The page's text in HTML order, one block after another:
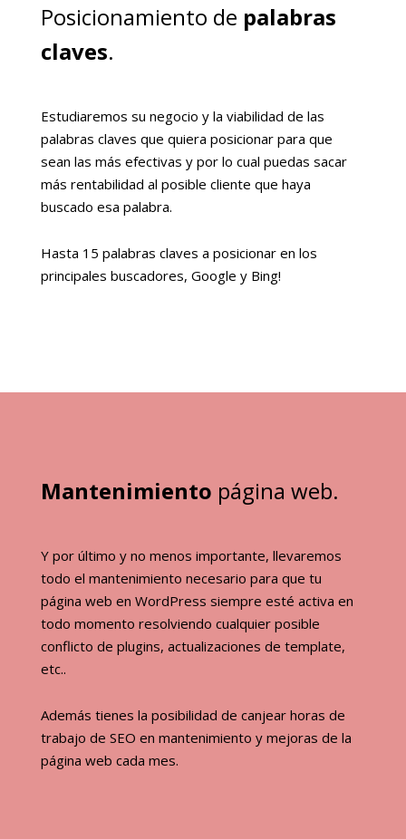
Posicionamiento de palabras
claves.
Estudiaremos su negocio y la viabilidad de las
palabras claves que quiera posicionar para que
sean las más efectivas y por lo cual puedas sacar
más rentabilidad al posible cliente que haya
buscado esa palabra.
Hasta 15 palabras claves a posicionar en los
principales buscadores, Google y Bing!
Mantenimiento página web.
Y por último y no menos importante, llevaremos
todo el mantenimiento necesario para que tu
página web en WordPress siempre esté activa en
todo momento resolviendo cualquier posible
conflicto de plugins, actualizaciones de template,
etc..
Además tienes la posibilidad de canjear horas de
trabajo de SEO en mantenimiento y mejoras de la
página web cada mes.